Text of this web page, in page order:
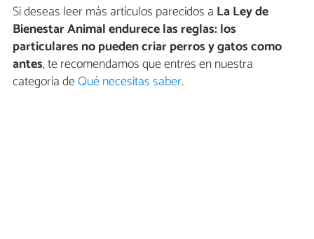
Si deseas leer más artículos parecidos a La Ley de
Bienestar Animal endurece las reglas: los
particulares no pueden criar perros y gatos como
antes, te recomendamos que entres en nuestra
categoría deQué necesitas saber.